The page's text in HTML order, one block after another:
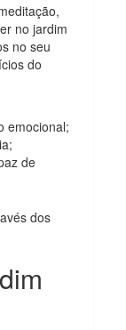
no jardim
no seu
do
emocional;
de
dos